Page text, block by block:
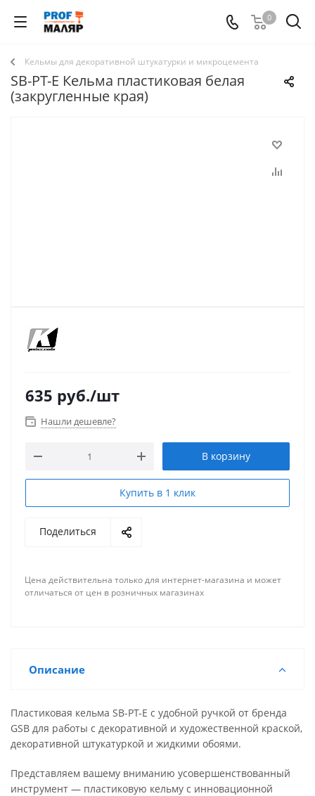
0
Кельмы для декоративной штукатурки и микроцемента
SB-PT-Е Кельма пластиковая белая
(закругленные края)
635 руб./шт
Нашли дешевле?
В корзину
Купить в 1 клик
Поделиться
Цена действительна только для интернет-магазина и может
отличаться от цен в розничных магазинах
Описание
Пластиковая кельма SB-PT-E с удобной ручкой от бренда
GSB для работы с декоративной и художественной краской,
декоративной штукатуркой и жидкими обоями.
Представляем вашему вниманию усовершенствованный
инструмент — пластиковую кельму с инновационной